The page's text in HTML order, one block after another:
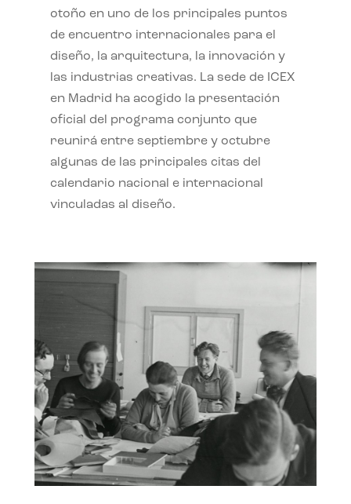
otoño en uno de los principales puntos
de encuentro internacionales para el
diseño, la arquitectura, la innovación y
las industrias creativas. La sede de ICEX
en Madrid ha acogido la presentación
oficial del programa conjunto que
reunirá entre septiembre y octubre
algunas de las principales citas del
calendario nacional e internacional
vinculadas al diseño.